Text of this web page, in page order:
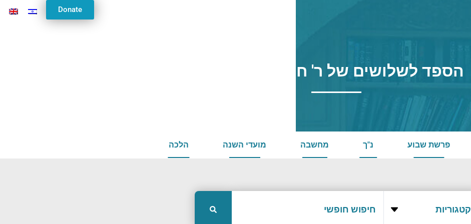
Donate
הספד לשלושים של ר' חיים שימל ז"ל
פרשת שבוע נ"ך מחשבה מועדי השנה הלכה
קטגוריות